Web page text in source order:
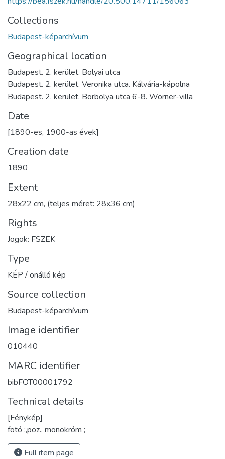
Collections
Budapest-képarchívum
Geographical location
Budapest. 2. kerület. Bolyai utca
Budapest. 2. kerület. Veronika utca. Kálvária-kápolna
Budapest. 2. kerület. Borbolya utca 6-8. Wörner-villa
Date
[1890-es, 1900-as évek]
Creation date
1890
Extent
28x22 cm, (teljes méret: 28x36 cm)
Rights
Jogok: FSZEK
Type
KÉP / önálló kép
Source collection
Budapest-képarchívum
Image identifier
010440
MARC identifier
bibFOT00001792
Technical details
[Fénykép]
fotó :,poz., monokróm ;
Full item page